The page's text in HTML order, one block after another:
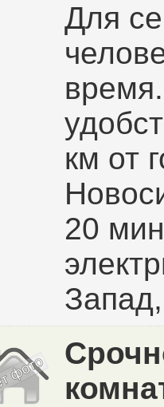
Для
км от
20